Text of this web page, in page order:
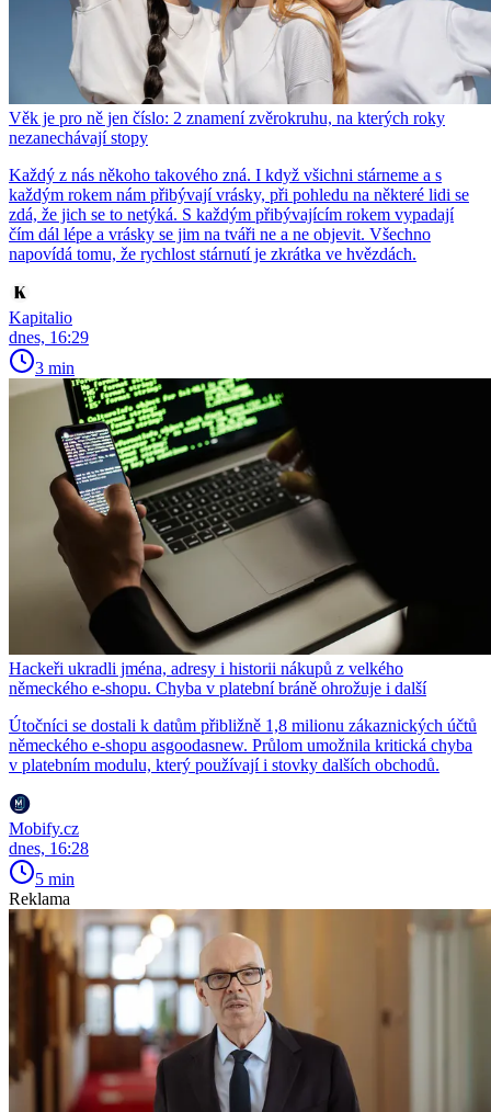
Věk je pro ně jen číslo: 2 znamení zvěrokruhu, na kterých roky
nezanechávají stopy
Každý z nás někoho takového zná. I když všichni stárneme a s
každým rokem nám přibývají vrásky, při pohledu na některé lidi se
zdá, že jich se to netýká. S každým přibývajícím rokem vypadají
čím dál lépe a vrásky se jim na tváři ne a ne objevit. Všechno
napovídá tomu, že rychlost stárnutí je zkrátka ve hvězdách.
Kapitalio
dnes, 16:29
3 min
Hackeři ukradli jména, adresy i historii nákupů z velkého
německého e-shopu. Chyba v platební bráně ohrožuje i další
Útočníci se dostali k datům přibližně 1,8 milionu zákaznických účtů
německého e-shopu asgoodasnew. Průlom umožnila kritická chyba
v platebním modulu, který používají i stovky dalších obchodů.
Mobify.cz
dnes, 16:28
5 min
Reklama